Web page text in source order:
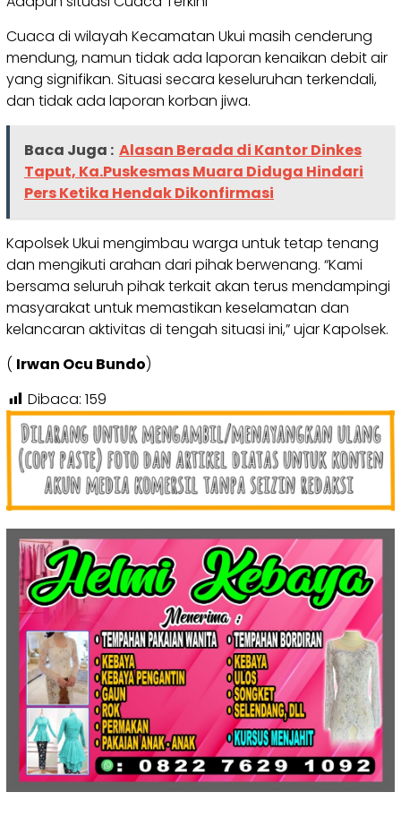
Cuaca di wilayah Kecamatan Ukui masih cenderung
mendung, namun tidak ada laporan kenaikan debit air
yang signifikan. Situasi secara keseluruhan terkendali,
dan tidak ada laporan korban jiwa.
Baca Juga : Alasan Berada di Kantor Dinkes
Taput, Ka.Puskesmas Muara Diduga Hindari
Pers Ketika Hendak Dikonfirmasi
Kapolsek Ukui mengimbau warga untuk tetap tenang
dan mengikuti arahan dari pihak berwenang. “Kami
bersama seluruh pihak terkait akan terus mendampingi
masyarakat untuk memastikan keselamatan dan
kelancaran aktivitas di tengah situasi ini,” ujar Kapolsek.
( Irwan Ocu Bundo)
Dibaca: 159